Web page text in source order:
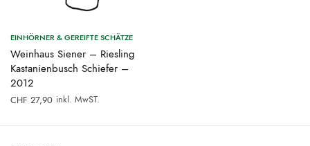
EINHÖRNER & GEREIFTE SCHÄTZE
Weinhaus Siener – Riesling
Kastanienbusch Schiefer –
2012
CHF 27,90 inkl. MwST.